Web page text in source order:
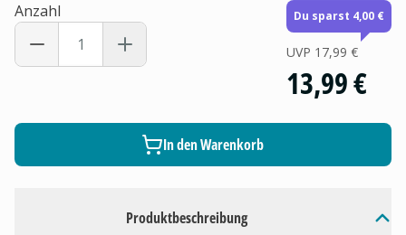
Produktbeschreibung
Anzahl Du sparst 4,00 €
UVP 17,99 €
13,99 €
In den Warenkorb